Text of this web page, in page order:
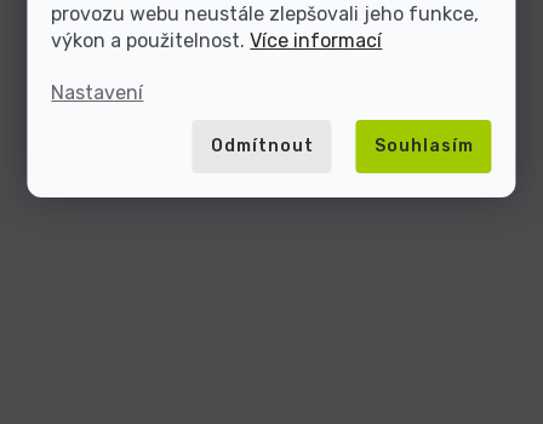
provozu webu neustále zlepšovali jeho funkce,
výkon a použitelnost.Více informací
Nastavení
Odmítnout Souhlasím